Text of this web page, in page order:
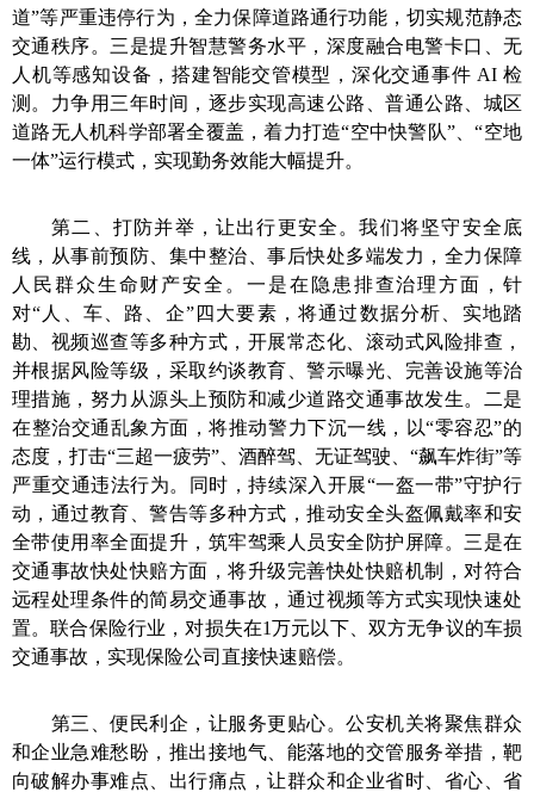
道”等严重违停行为，全力保障道路通行功能，切实规范静态
交通秩序。 三是提升智慧警务水平， 深度融合电警卡口、无
人机等感知设备，搭建智能交管模型，深化交通事件 AI 检
测。力争用三年时间，逐步实现高速公路、普通公路、城区
道路无人机科学部署全覆盖，着力打造“空中快警队”、“空地
一体”运行模式，实现勤务效能大幅提升。
第二、打防并举，让出行更安全。我们将坚守安全底
线，从事前预防、集中整治、事后快处多端发力，全力保障
人民群众生命财产安全。一是在隐患排查治理方面，针
对“人、车、路、企”四大要素，将通过数据分析、实地踏
勘、视频巡查等多种方式，开展常态化、滚动式风险排查，
并根据风险等级，采取约谈教育、警示曝光、完善设施等治
理措施，努力从源头上预防和减少道路交通事故发生。
二是
在整治交通乱象方面，将推动警力下沉一线，以“零容忍”的
态度，打击“三超一疲劳”、酒醉驾、无证驾驶、“飙车炸街”等
严重交通违法行为。同时，持续深入开展“一盔一带”守护行
动，通过教育、警告等多种方式，推动安全头盔佩戴率和安
全带使用率全面提升，筑牢驾乘人员安全防护屏障。 三是在
交通事故快处快赔方面，将升级完善快处快赔机制，对符合
远程处理条件的简易交通事故，通过视频等方式实现快速处
置。联合保险行业，对损失在1万元以下、双方无争议的车损
交通事故，实现保险公司直接快速赔偿。
第三、便民利企，让服务更贴心。 公安机关将聚焦群众
和企业急难愁盼，推出接地气、能落地的交管服务举措，靶
向破解办事难点、出行痛点，让群众和企业省时、省心、省